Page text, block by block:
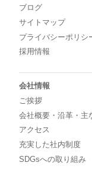
ブログ
サイトマップ
プライバシーポリシ
採用情報
会社情報
ご挨拶
会社概要・沿革・主
アクセス
充実した社内制度
SDGsへの取り組み